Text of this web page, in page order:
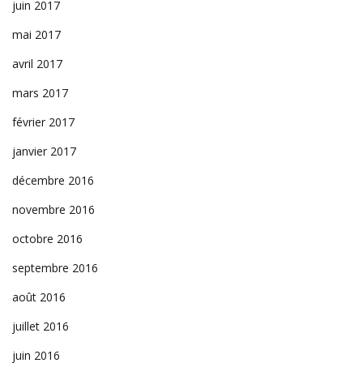
juin 2017
mai 2017
avril 2017
mars 2017
février 2017
janvier 2017
décembre 2016
novembre 2016
octobre 2016
septembre 2016
août 2016
juillet 2016
juin 2016